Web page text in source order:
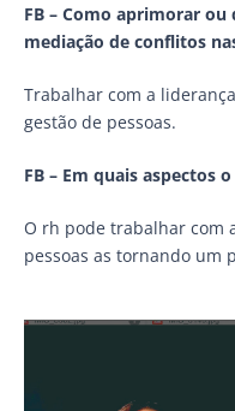
FB – Como aprimorar
mediação de conflitos
Trabalhar com a
gestão de pessoas.
FB – Em quais aspectos
O rh pode trabalhar com
pessoas as tornando um